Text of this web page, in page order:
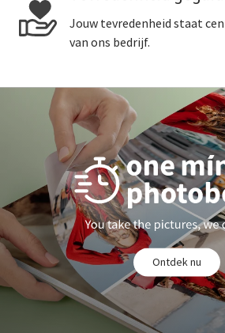
Jouw tevredenheid staat
van ons bedrijf.
Ontdek nu